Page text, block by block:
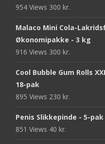
954 Views 300 kr.
Malaco Mini Cola-
Økonomipakke - 3 kg
916 Views 300 kr.
Cool Bubble Gum Rolls
18-pak
895 Views 230 kr.
Penis Slikkepinde - 5-pak
851 Views 40 kr.